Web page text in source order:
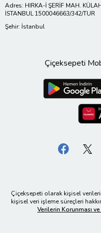
Adres: HIRKA-İ ŞERİF MAH.
İSTANBUL 1500046663/342/TUR
Şehir: İstanbul
Çiçeksepeti
Çiçeksepeti olarak kişisel
kişisel veri işleme süreçleri
Verilerin Korunması